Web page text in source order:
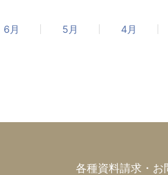
6月 5月 4月
各種資料請求・お